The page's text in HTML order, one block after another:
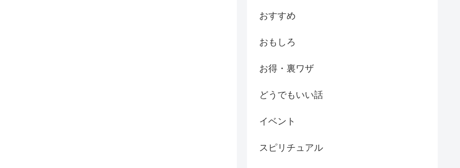
おすすめ
おもしろ
お得・裏ワザ
どうでもいい話
イベント
スピリチュアル